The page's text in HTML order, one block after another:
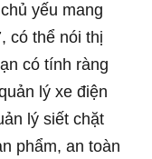
yếu mang
có thể nói thị
có tính ràng
lý xe điện
lý siết chặt
phẩm, an toàn